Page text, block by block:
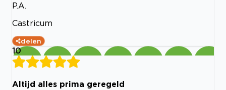
P.A.
Castricum
delen
10
Altijd alles prima geregeld